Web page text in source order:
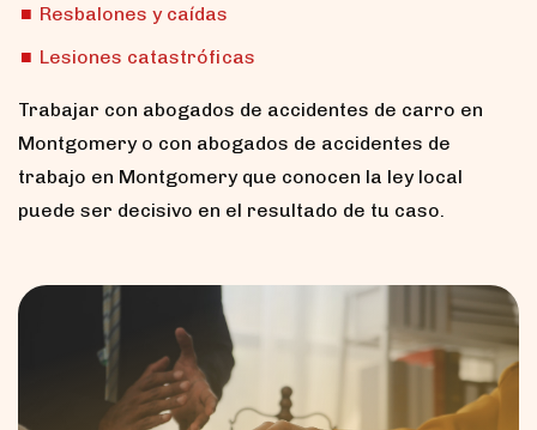
Resbalones y caídas
Lesiones catastróficas
Trabajar con abogados de accidentes de carro en
Montgomery o con abogados de accidentes de
trabajo en Montgomery que conocen la ley local
puede ser decisivo en el resultado de tu caso.